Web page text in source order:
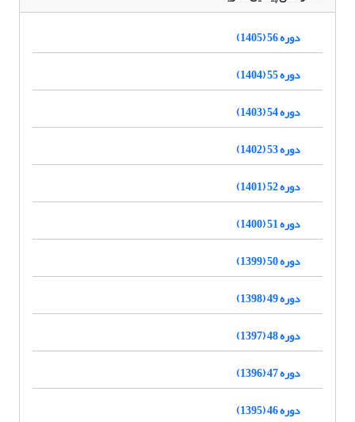
دوره 56 (1405)
دوره 55 (1404)
دوره 54 (1403)
دوره 53 (1402)
دوره 52 (1401)
دوره 51 (1400)
دوره 50 (1399)
دوره 49 (1398)
دوره 48 (1397)
دوره 47 (1396)
دوره 46 (1395)